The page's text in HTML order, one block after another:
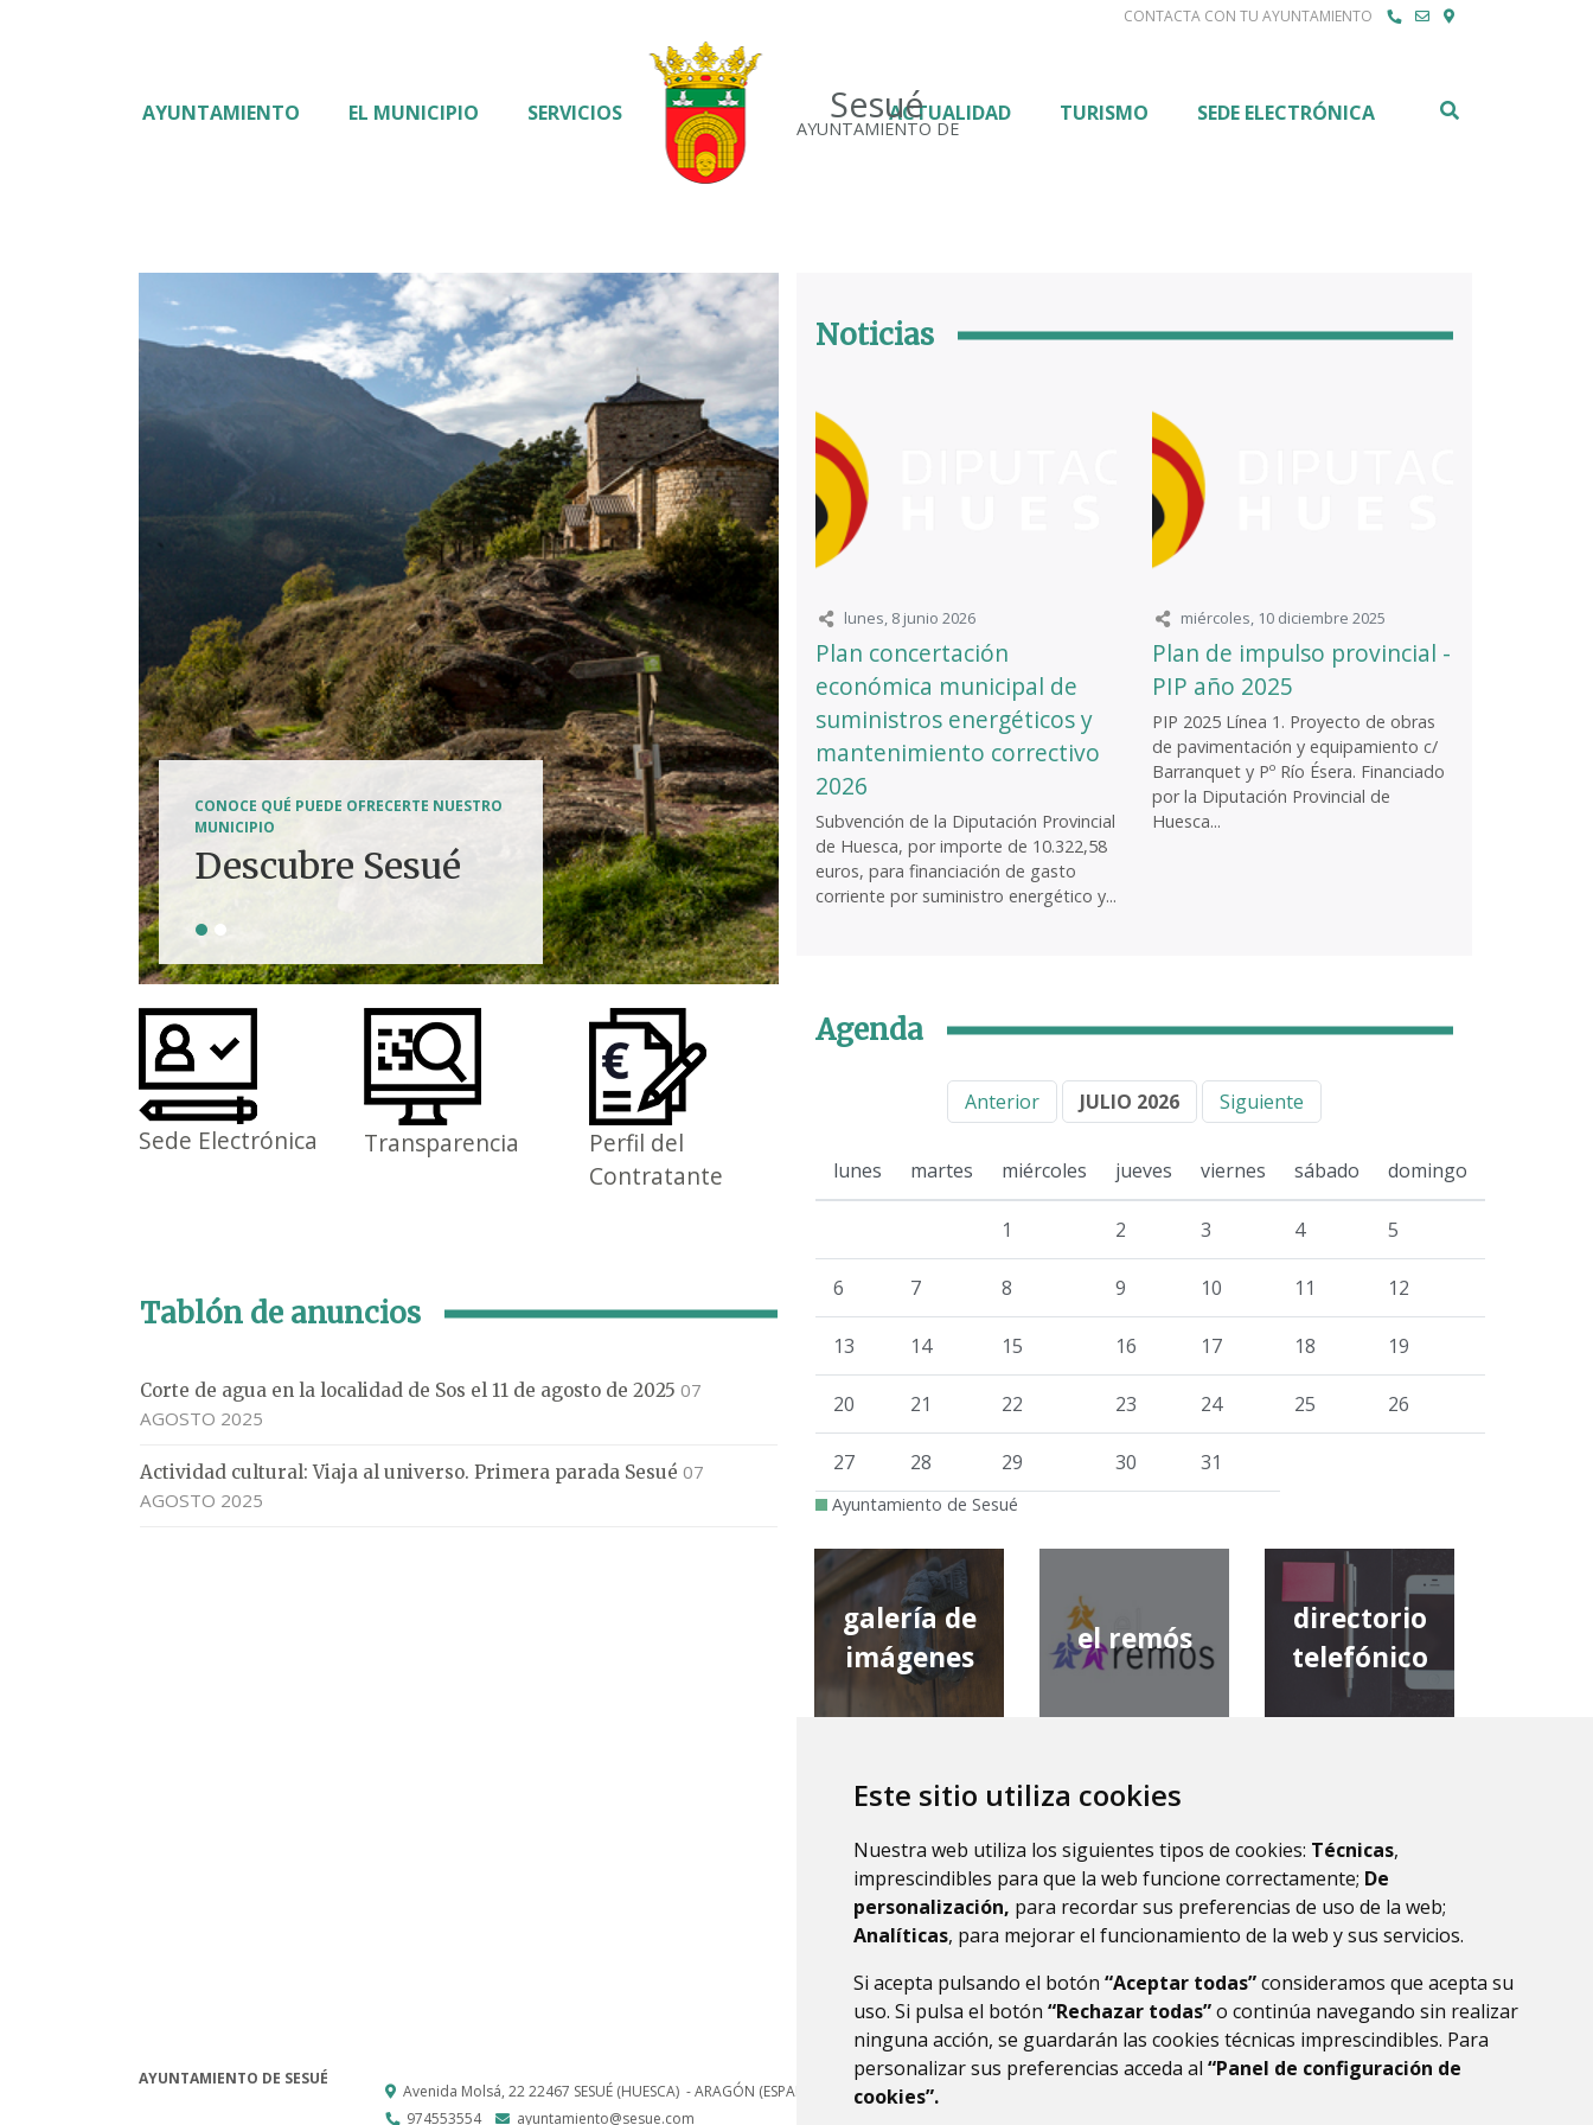
Este sitio utiliza cookies
Nuestra web utiliza los siguientes tipos de cookies: Técnicas,
imprescindibles para que la web funcione correctamente; De
personalización, para recordar sus preferencias de uso de la web;
Analíticas, para mejorar el funcionamiento de la web y sus servicios.
Si acepta pulsando el botón “Aceptar todas”consideramos que acepta su
uso. Si pulsa el botón “Rechazar todas”o continúa navegando sin realizar
ninguna acción, se guardarán las cookies técnicas imprescindibles. Para
personalizar sus preferencias acceda al “Panel de configuración de
cookies”.
CONTACTA CON TU AYUNTAMIENTO
Sesué
AYUNTAMIENTO DE
AYUNTAMIENTO EL MUNICIPIO SERVICIOS ACTUALIDAD TURISMO SEDE ELECTRÓNICA
CONOCE QUÉ PUEDE OFRECERTE NUESTRO
MUNICIPIO
Descubre Sesué
Tierra de
aventuras
Sede Electrónica Transparencia
Perfil del
Contratante
Tablón de anuncios
Corte de agua en la localidad de Sos el 11 de agosto de 2025 07
AGOSTO 2025
Actividad cultural: Viaja al universo. Primera parada Sesué 07
AGOSTO 2025
Noticias
lunes, 8 junio 2026
Plan concertación
económica municipal de
suministros energéticos y
mantenimiento correctivo
2026
Subvención de la Diputación Provincial
de Huesca, por importe de 10.322,58
euros, para financiación de gasto
corriente por suministro energético y...
miércoles, 10 diciembre 2025
Plan de impulso provincial -
PIP año 2025
PIP 2025 Línea 1. Proyecto de obras
de pavimentación y equipamiento c/
Barranquet y Pº Río Ésera. Financiado
por la Diputación Provincial de
Huesca...
Agenda
Anterior JULIO 2026 Siguiente
lunes martes miércoles jueves viernes sábado domingo
1 2 3 4 5
6 7 8 9 10 11 12
13 14 15 16 17 18 19
20 21 22 23 24 25 26
27 28 29 30 31
Ayuntamiento de Sesué
galería de
imágenes
el remós
directorio
telefónico
hace
la ribagorza
provincial de
huesca
AYUNTAMIENTO DE SESUÉ
Avenida Molsá, 2222467 SESUÉ (HUESCA) - ARAGÓN (ESPAÑA)
974553554
ayuntamiento@sesue.com